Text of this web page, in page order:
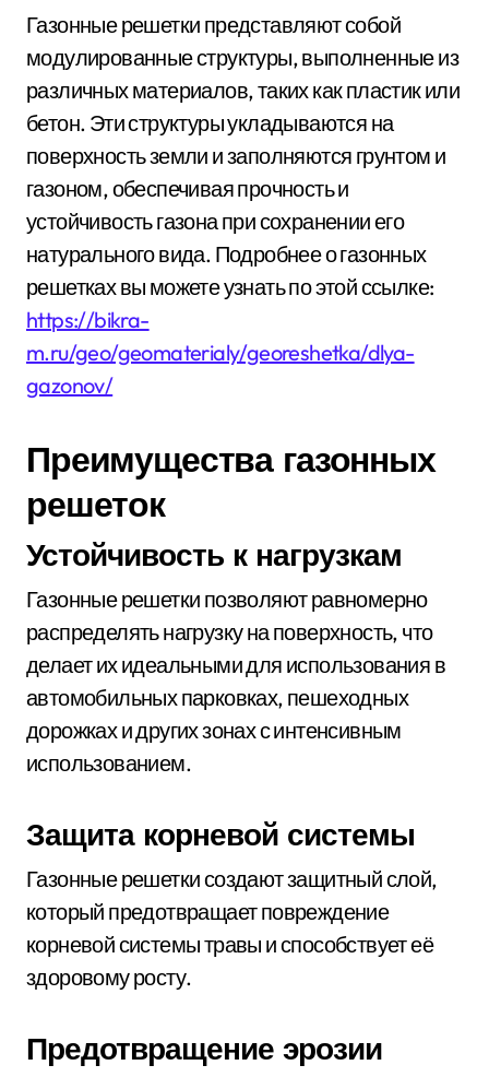
Газонные решетки представляют собой
модулированные структуры, выполненные из
различных материалов, таких как пластик или
бетон. Эти структуры укладываются на
поверхность земли и заполняются грунтом и
газоном, обеспечивая прочность и
устойчивость газона при сохранении его
натурального вида. Подробнее о газонных
решетках вы можете узнать по этой ссылке:
https://bikra-
m.ru/geo/geomaterialy/georeshetka/dlya-
gazonov/
Преимущества газонных
решеток
Устойчивость к нагрузкам
Газонные решетки позволяют равномерно
распределять нагрузку на поверхность, что
делает их идеальными для использования в
автомобильных парковках, пешеходных
дорожках и других зонах с интенсивным
использованием.
Защита корневой системы
Газонные решетки создают защитный слой,
который предотвращает повреждение
корневой системы травы и способствует её
здоровому росту.
Предотвращение эрозии